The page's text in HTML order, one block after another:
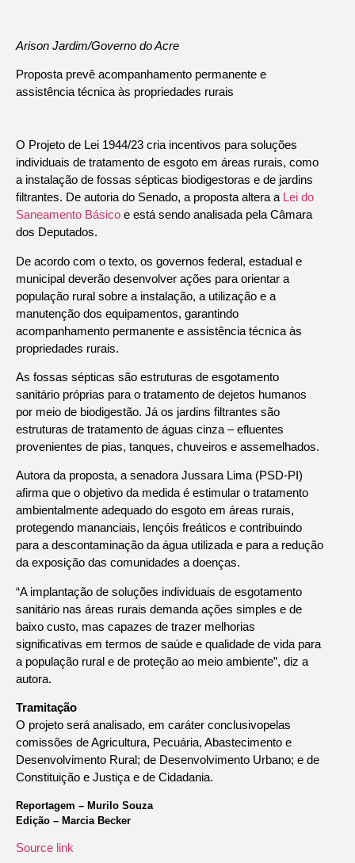
Arison Jardim/Governo do Acre
Proposta prevê acompanhamento permanente e
assistência técnica às propriedades rurais
O Projeto de Lei 1944/23 cria incentivos para soluções
individuais de tratamento de esgoto em áreas rurais, como
a instalação de fossas sépticas biodigestoras e de jardins
filtrantes. De autoria do Senado, a proposta altera a Lei do
Saneamento Básico e está sendo analisada pela Câmara
dos Deputados.
De acordo com o texto, os governos federal, estadual e
municipal deverão desenvolver ações para orientar a
população rural sobre a instalação, a utilização e a
manutenção dos equipamentos, garantindo
acompanhamento permanente e assistência técnica às
propriedades rurais.
As fossas sépticas são estruturas de esgotamento
sanitário próprias para o tratamento de dejetos humanos
por meio de biodigestão. Já os jardins filtrantes são
estruturas de tratamento de águas cinza – efluentes
provenientes de pias, tanques, chuveiros e assemelhados.
Autora da proposta, a senadora Jussara Lima (PSD-PI)
afirma que o objetivo da medida é estimular o tratamento
ambientalmente adequado do esgoto em áreas rurais,
protegendo mananciais, lençóis freáticos e contribuindo
para a descontaminação da água utilizada e para a redução
da exposição das comunidades a doenças.
“A implantação de soluções individuais de esgotamento
sanitário nas áreas rurais demanda ações simples e de
baixo custo, mas capazes de trazer melhorias
significativas em termos de saúde e qualidade de vida para
a população rural e de proteção ao meio ambiente”, diz a
autora.
Tramitação
O projeto será analisado, em caráter conclusivopelas
comissões de Agricultura, Pecuária, Abastecimento e
Desenvolvimento Rural; de Desenvolvimento Urbano; e de
Constituição e Justiça e de Cidadania.
Reportagem – Murilo Souza
Edição – Marcia Becker
Source link